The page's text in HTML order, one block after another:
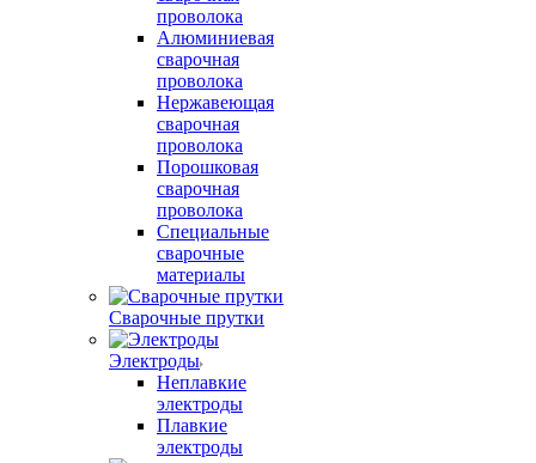
проволока
Алюминиевая
сварочная
проволока
Нержавеющая
сварочная
проволока
Порошковая
сварочная
проволока
Специальные
сварочные
материалы
Сварочные прутки
Электроды
Неплавкие
электроды
Плавкие
электроды